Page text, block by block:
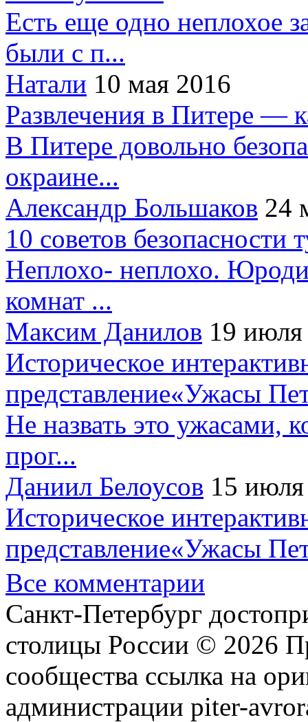
Есть еще одно неплохое
были с п...
Натали 10 мая 2016
Развлечения в Питере —
В Питере довольно
окраине...
Александр Большаков 24
10 советов безопасности
Неплохо- неплохо.
комнат ...
Максим Данилов 19
Историческое
представление«Ужасы
Не назвать это ужасами,
прог...
Даниил Белоусов 15
Историческое
представление«Ужасы
Все комментарии
Санкт-Петербург
столицы России © 2026
сообщества ссылка на
администрации piter-